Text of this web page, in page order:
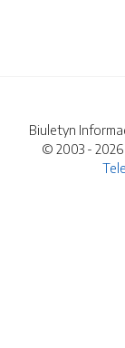
Biuletyn
© 2003 -